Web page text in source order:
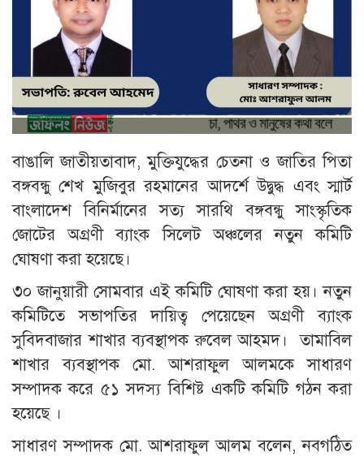
বাঙালি জাতীয়তাবাদ, মুক্তিযুদ্ধের চেতনা ও জাতির পিতা
বঙ্গবন্ধু শেখ মুজিবুর রহমানের আদর্শে উদ্বুদ্ধ এবং স্মার্ট
বাংলাদেশ বিনির্মানের সত্য সারথি বঙ্গবন্ধু সাংস্কৃতিক
জোটের অগ্রণী ব্যাংক সিলেট অঞ্চলের নতুন কমিটি
ঘোষণা করা হয়েছে।
৩০ জানুয়ারী সোমবার এই কমিটি ঘোষণা করা হয়। নতুন
কমিটিতে সভাপতির দায়িত্ব পেয়েছেন অগ্রণী ব্যাংক
সুবিদবাজার শাখার ব্যবস্থাপক রুবেল আহমদ। তামাবিল
শাখার ব্যবস্থাপক মো. আশরাফুল আলমকে সাধারণ
সম্পাদক করে ৫১ সদস্য বিশিষ্ট একটি কমিটি গঠন করা
হয়েছে ।
সাধারণ সম্পাদক মো. আশরাফুল আলম বলেন, নবগঠিত